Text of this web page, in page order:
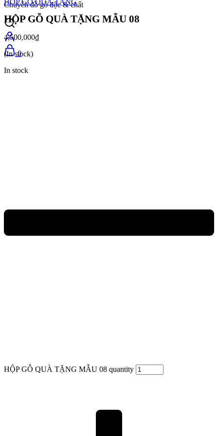
Chuyên đồ gỗ độc & chất
0
HỘP GỖ QUÀ TẶNG
HỘP GỖ QUÀ TẶNG MẪU 08
4,500,000₫
(In stock)
In stock
HỘP GỖ QUÀ TẶNG MẪU 08 quantity